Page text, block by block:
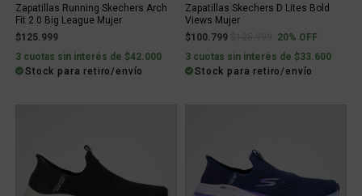
Zapatillas Running Skechers Arch
Fit 2.0 Big League Mujer
$125.999
3 cuotas sin interés de $42.000
Stock para retiro/envío
Zapatillas Skechers D Lites Bold
Views Mujer
$100.799
Price reduced from
to20% OFF
3 cuotas sin interés de $33.600
Stock para retiro/envío